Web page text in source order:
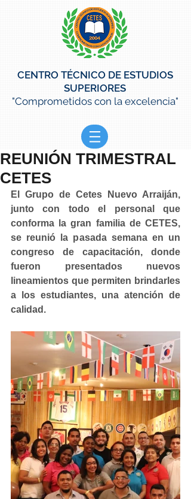
CENTRO TÉCNICO DE ESTUDIOS
SUPERIORES
"Comprometidos con la excelencia"
REUNIÓN TRIMESTRAL
CETES
El Grupo de Cetes Nuevo Arraiján,
junto con todo el personal que
conforma la gran familia de CETES,
se reunió la pasada semana en un
congreso de capacitación, donde
fueron presentados nuevos
lineamientos que permiten brindarles
a los estudiantes, una atención de
calidad.